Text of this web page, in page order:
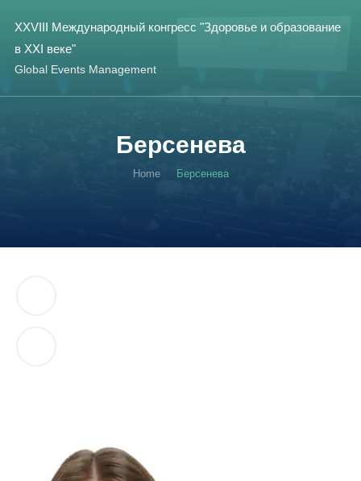
XXVIII Международный конгресс "Здоровье и образование
в XXI веке"
Global Events Management
Берсенева
Home Берсенева